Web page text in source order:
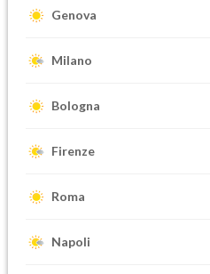
Genova
Milano
Bologna
Firenze
Roma
Napoli